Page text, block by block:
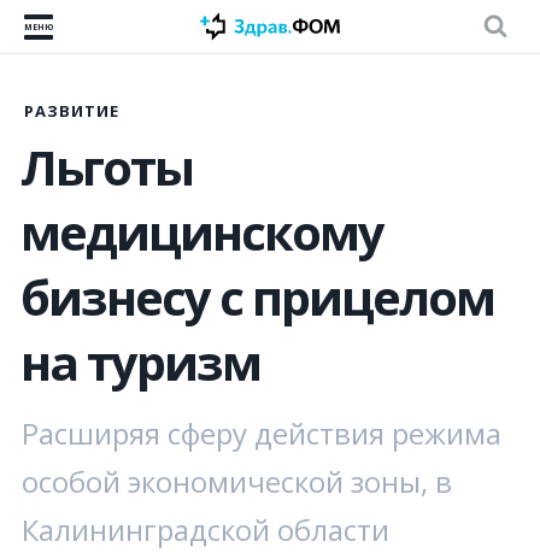
МЕНЮ
РАЗВИТИЕ
Льготы
медицинскому
бизнесу с прицелом
на туризм
Расширяя сферу действия режима
особой экономической зоны, в
Калининградской области